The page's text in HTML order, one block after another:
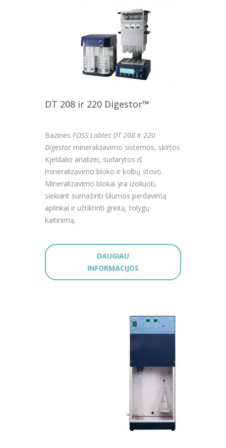
DT 208 ir 220 Digestor™
Bazinės FOSS Labtec DT 208 ir 220
Digestor mineralizavimo sistemos, skirtos
Kjeldalio analizei, sudarytos iš
mineralizavimo bloko ir kolbų stovo.
Mineralizavimo blokai yra izoliuoti,
siekiant sumažinti šilumos perdavimą
aplinkai ir užtikrinti greitą, tolygų
kaitinimą.
DAUGIAU
INFORMACIJOS